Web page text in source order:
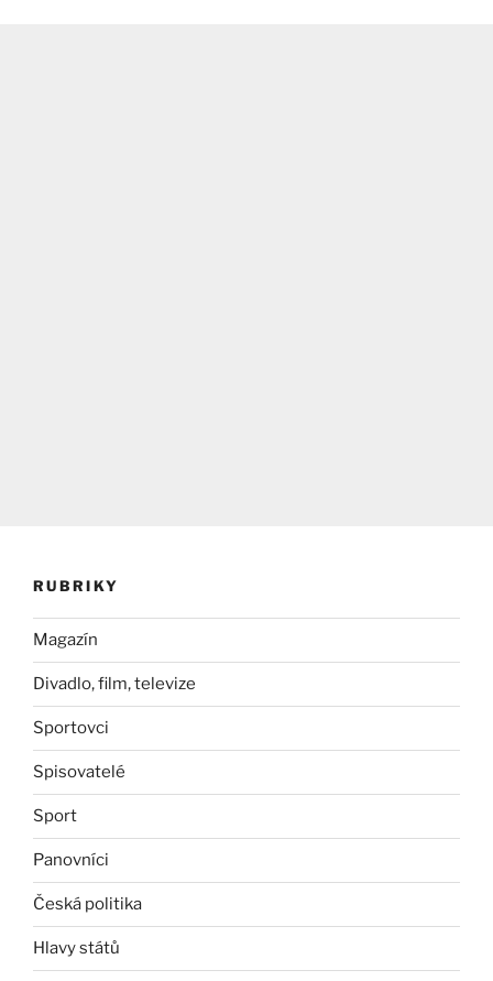
RUBRIKY
Magazín
Divadlo, film, televize
Sportovci
Spisovatelé
Sport
Panovníci
Česká politika
Hlavy států